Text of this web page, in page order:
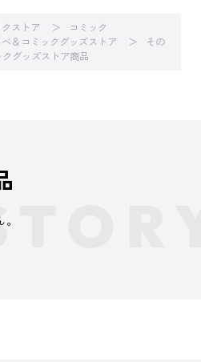
ストア
コミック
＆コミックグッズストア
その
グッズストア商品